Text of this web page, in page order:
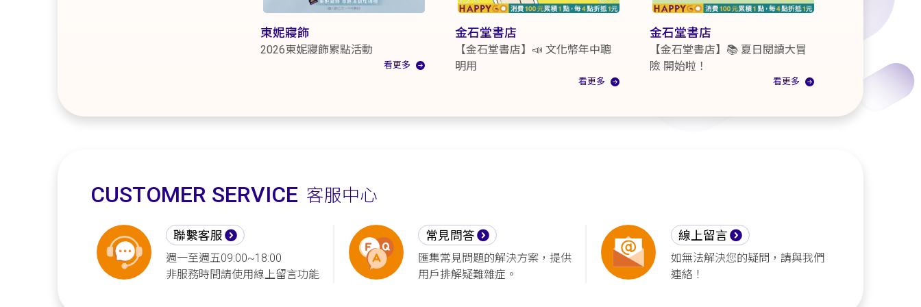
東妮寢飾
2026東妮寢飾累點活動
看更多
金石堂書店
【金石堂書店】📣 文化幣年中聰
明用
看更多
金石堂書店
【金石堂書店】📚 夏日閱讀大冒
險 開始啦！
看更多
CUSTOMER SERVICE 客服中心
聯繫客服
週一至週五09:00~18:00
非服務時間請使用線上留言功能
常見問答
匯集常見問題的解決方案，提供
用戶排解疑難雜症。
線上留言
如無法解決您的疑問，請與我們
連絡！